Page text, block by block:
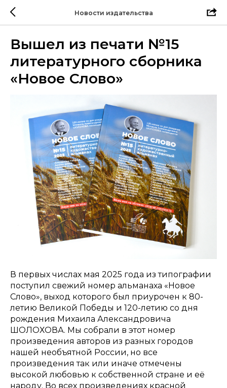
Новости издательства
Вышел из печати №15
литературного сборника
«Новое Слово»
В первых числах мая 2025 года из типографии
поступил свежий номер альманаха «Новое
Слово», выход которого был приурочен к 80-
летию Великой Победы и 120-летию со дня
рождения Михаила Александровича
ШОЛОХОВА. Мы собрали в этот номер
произведения авторов из разных городов
нашей необъятной России, но все
произведения так или иначе отмечены
высокой любовью к собственной стране и её
народу. Во всех произведениях красной